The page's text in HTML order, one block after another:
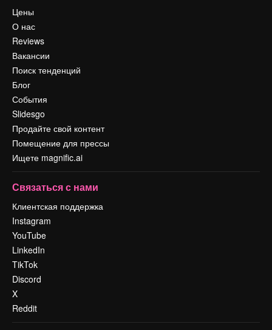
Цены
О нас
Reviews
Вакансии
Поиск тенденций
Блог
События
Slidesgo
Продайте свой контент
Помещение для прессы
Ищете magnific.ai
Связаться с нами
Клиентская поддержка
Instagram
YouTube
LinkedIn
TikTok
Discord
X
Reddit